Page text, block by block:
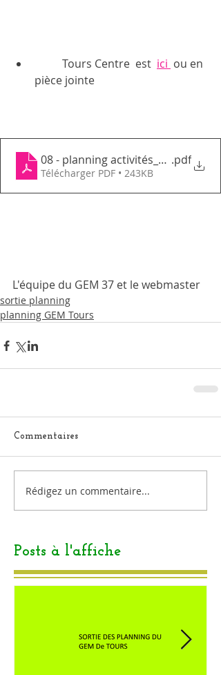
	Tours Centre  est
ici ou en
pièce jointe
08 - planning activités_août.pdf
Télécharger PDF • 243KB
L'équipe du GEM 37 et le webmaster
sortie planning
planning GEM Tours
Commentaires
Rédigez un commentaire...
Posts à l'affiche